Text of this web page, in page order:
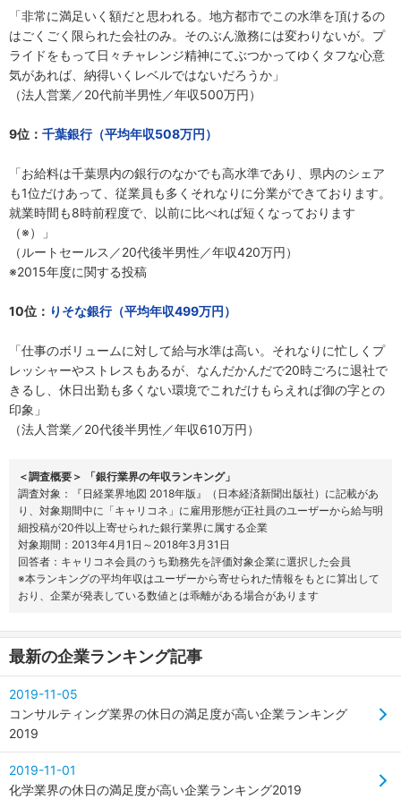
「非常に満足いく額だと思われる。地方都市でこの水準を頂けるの
はごくごく限られた会社のみ。そのぶん激務には変わりないが。プ
ライドをもって日々チャレンジ精神にてぶつかってゆくタフな心意
気があれば、納得いくレベルではないだろうか」
（法人営業／20代前半男性／年収500万円）
9位： 千葉銀行（平均年収508万円）
「お給料は千葉県内の銀行のなかでも高水準であり、県内のシェア
も1位だけあって、従業員も多くそれなりに分業ができております。
就業時間も8時前程度で、以前に比べれば短くなっております
（※）」
（ルートセールス／20代後半男性／年収420万円）
※2015年度に関する投稿
10位： りそな銀行（平均年収499万円）
「仕事のボリュームに対して給与水準は高い。それなりに忙しくプ
レッシャーやストレスもあるが、なんだかんだで20時ごろに退社で
きるし、休日出勤も多くない環境でこれだけもらえれば御の字との
印象」
（法人営業／20代後半男性／年収610万円）
＜調査概要＞ 「銀行業界の年収ランキング」
調査対象：『日経業界地図 2018年版』（日本経済新聞出版社）に記載があ
り、対象期間中に「キャリコネ」に雇用形態が正社員のユーザーから給与明
細投稿が20件以上寄せられた銀行業界に属する企業
対象期間：2013年4月1日～2018年3月31日
回答者：キャリコネ会員のうち勤務先を評価対象企業に選択した会員
※本ランキングの平均年収はユーザーから寄せられた情報をもとに算出して
おり、企業が発表している数値とは乖離がある場合があります
最新の企業ランキング記事
2019-11-05
コンサルティング業界の休日の満足度が高い企業ランキング
2019
2019-11-01
化学業界の休日の満足度が高い企業ランキング2019